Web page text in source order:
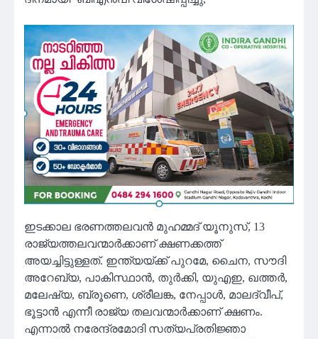
ഇടക്കാല ഭരണത്തലവന്‍ മുഹമ്മദ് യൂനുസ്, 13
രാജ്യത്തലവന്മാര്‍ക്കാണ് ക്ഷണക്കത്ത്
അയച്ചിട്ടുള്ളത്. ഇന്ത്യയ്ക്ക് പുറമേ, ചൈന, സൗദി
അറേബ്യ, പാകിസ്ഥാന്‍, തുര്‍ക്കി, യുഎഇ, ഖത്തര്‍,
മലേഷ്യ, ബ്രൂണെ, ശ്രീലങ്ക, നേപ്പാള്‍, മാലദ്വീപ്,
ഭൂട്ടാന്‍ എന്നീ രാജ്യ തലവന്മാര്‍ക്കാണ് ക്ഷണം.
എന്നാൽ നരേന്ദ്രമോദി സത്യപ്രതിജ്ഞാ